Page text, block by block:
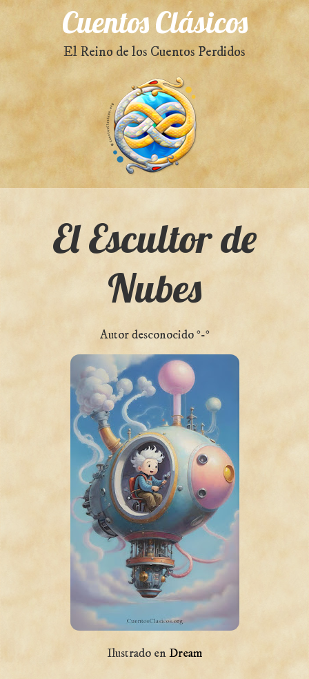
Cuentos Clásicos
El Reino de los Cuentos Perdidos
El Escultor de
Nubes
Autor desconocido °-°
Ilustrado enDream